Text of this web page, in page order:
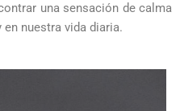
una sensación de calma
nuestra vida diaria.